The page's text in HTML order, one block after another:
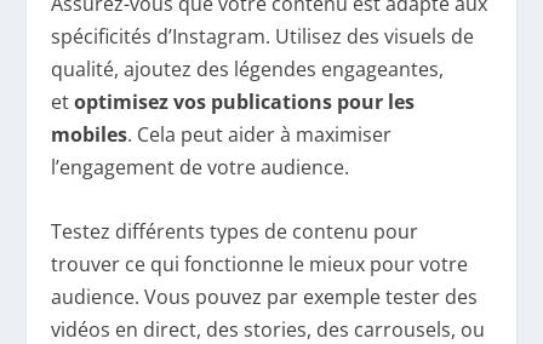
spécificités d’Instagram. Utilisez des visuels de
qualité, ajoutez des légendes engageantes,
etoptimisez vos publications pour les
mobiles. Cela peut aider à maximiser
l’engagement de votre audience.
Testez différents types de contenu pour
trouver ce qui fonctionne le mieux pour votre
audience. Vous pouvez par exemple tester des
vidéos en direct, des stories, des carrousels, ou